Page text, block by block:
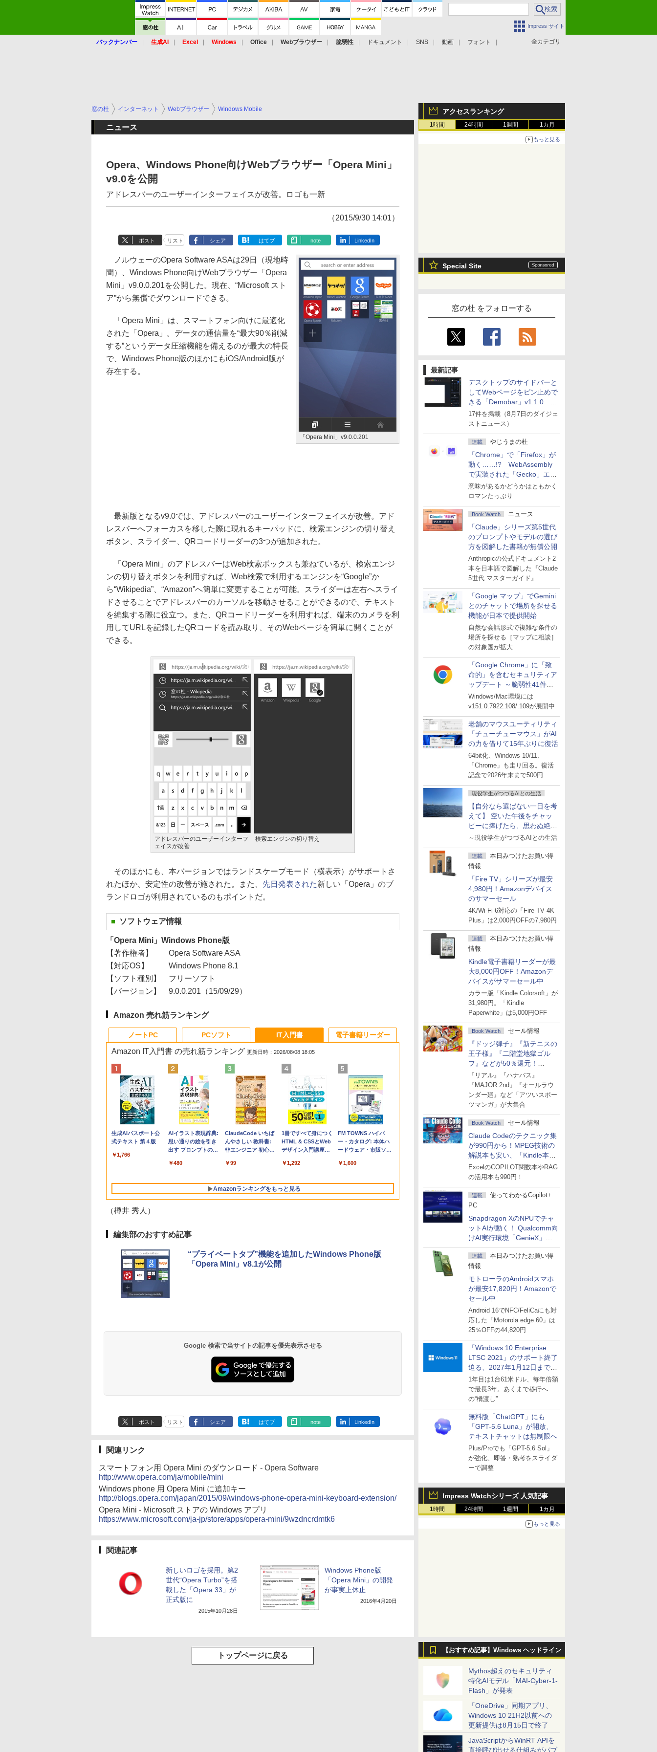
Impress サイト
全カテゴリ
バックナンバー 生成AI Excel Windows Office Webブラウザー 脆弱性 ドキュメント SNS 動画 フォント
アクセスランキング
1時間 24時間 1週間 1カ月
もっと見る
Special Site
窓の杜 をフォローする
最新記事
デスクトップのサイドバーと
してWebページをピン止めで
きる「Demobar」v1.1.0 ほ
か
17件を掲載（8月7日のダイジェ
ストニュース）
連載 やじうまの杜
「Chrome」で「Firefox」が
動く……!? WebAssembly
で実装された「Gecko」エン
ジン
意味があるかどうかはともかく
ロマンたっぷり
Book Watch ニュース
「Claude」シリーズ第5世代
のプロンプトやモデルの選び
方を図解した書籍が無償公開
Anthropicの公式ドキュメント2
本を日本語で図解した『Claude
5世代 マスターガイド』
「Google マップ」でGemini
とのチャットで場所を探せる
機能が日本で提供開始
自然な会話形式で複雑な条件の
場所を探せる［マップに相談］
の対象国が拡大
「Google Chrome」に「致
命的」を含むセキュリティア
ップデート ～脆弱性41件に
対処
Windows/Mac環境には
v151.0.7922.108/.109が展開中
老舗のマウスユーティリティ
「チューチューマウス」がAI
の力を借りて15年ぶりに復活
64bit化、Windows 10/11、
「Chrome」も走り回る。復活
記念で2026年末まで500円
現役学生がつづるAIとの生活
【自分なら選ばない一日を考
えて】 空いた午後をチャッ
ピーに捧げたら、思わぬ絶景
に出会った話
～現役学生がつづるAIとの生活
連載
本日みつけたお買い得
情報
「Fire TV」シリーズが最安
4,980円！Amazonデバイス
のサマーセール
4K/Wi-Fi 6対応の「Fire TV 4K
Plus」は2,000円OFFの7,980円
連載
本日みつけたお買い得
情報
Kindle電子書籍リーダーが最
大8,000円OFF！Amazonデ
バイスがサマーセール中
カラー版「Kindle Colorsoft」が
31,980円。「Kindle
Paperwhite」は5,000円OFF
Book Watch セール情報
『ドッジ弾子』『新テニスの
王子様』『二階堂地獄ゴル
フ』などが50％還元！
Amazonマンガ週末セール
『リアル』『ハナバス』
『MAJOR 2nd』『オールラウ
ンダー廻』など「アツいスポー
ツマンガ」が大集合
Book Watch セール情報
Claude Codeのテクニック集
が990円から！MPEG技術の
解説本も安い、「Kindle本サ
マーセール」第2弾開始！
ExcelのCOPILOT関数本やRAG
の活用本も990円！
連載
使ってわかるCopilot+
PC
Snapdragon XのNPUでチャ
ットAIが動く！ Qualcomm向
けAI実行環境「GenieX」を
試してみた
連載
本日みつけたお買い得
情報
モトローラのAndroidスマホ
が最安17,820円！Amazonで
セール中
Android 16でNFC/FeliCaにも対
応した「Motorola edge 60」は
25％OFFの44,820円
「Windows 10 Enterprise
LTSC 2021」のサポート終了
迫る、2027年1月12日まで
～ESUは9月1日から販売
1年目は1台61米ドル、毎年倍額
で最長3年。あくまで移行へ
の“橋渡し”
無料版「ChatGPT」にも
「GPT-5.6 Luna」が開放、
テキストチャットは無制限へ
Plus/Proでも「GPT-5.6 Sol」
が強化、即答・熟考をスライダ
ーで調整
Impress Watchシリーズ 人気記事
1時間 24時間 1週間 1カ月
もっと見る
【おすすめ記事】Windows ヘッドライン
Mythos超えのセキュリティ
特化AIモデル「MAI-Cyber-1-
Flash」が発表
「OneDrive」同期アプリ、
Windows 10 21H2以前への
更新提供は8月15日で終了
JavaScriptからWinRT APIを
直接呼び出せる仕組みがパブ
窓の杜 インターネット Webブラウザー Windows Mobile
ニュース
Opera、Windows Phone向けWebブラウザー「Opera Mini」
v9.0を公開
アドレスバーのユーザーインターフェイスが改善。ロゴも一新
（2015/9/30 14:01）
ポスト リスト シェア はてブ note LinkedIn
「Opera Mini」v9.0.0.201
ノルウェーのOpera Software ASAは29日（現地時
間）、Windows Phone向けWebブラウザー「Opera
Mini」v9.0.0.201を公開した。現在、“Microsoft スト
ア”から無償でダウンロードできる。
「Opera Mini」は、スマートフォン向けに最適化
された「Opera」。データの通信量を“最大90％削減
する”というデータ圧縮機能を備えるのが最大の特長
で、Windows Phone版のほかにもiOS/Android版が
存在する。
最新版となるv9.0では、アドレスバーのユーザーインターフェイスが改善。アド
レスバーへフォーカスを移した際に現れるキーパッドに、検索エンジンの切り替え
ボタン、スライダー、QRコードリーダーの3つが追加された。
「Opera Mini」のアドレスバーはWeb検索ボックスも兼ねているが、検索エンジ
ンの切り替えボタンを利用すれば、Web検索で利用するエンジンを“Google”か
ら“Wikipedia”、“Amazon”へ簡単に変更することが可能。スライダーは左右へスライ
ドさせることでアドレスバーのカーソルを移動させることができるので、テキスト
を編集する際に役立つ。また、QRコードリーダーを利用すれば、端末のカメラを利
用してURLを記録したQRコードを読み取り、そのWebページを簡単に開くことが
できる。
アドレスバーのユーザーインターフ
ェイスが改善
検索エンジンの切り替え
そのほかにも、本バージョンではランドスケープモード（横表示）がサポートさ
れたほか、安定性の改善が施された。また、 先日発表された新しい「Opera」のブ
ランドロゴが利用されているのもポイントだ。
ソフトウェア情報
「Opera Mini」Windows Phone版
【著作権者】
Opera Software ASA
【対応OS】
Windows Phone 8.1
【ソフト種別】
フリーソフト
【バージョン】
9.0.0.201（15/09/29）
Amazon 売れ筋ランキング
ノートPC
Apple 2026
MacBook Neo A18
ンチノートブック：
設計、Liquid Retina
ユニファイドメモ
リ、512GB SSDスト
レージ、1080p
ラ、Touch ID - シル
tomtoc 360°保護
15.6 16インチ パソコ
ンケース Dell NEC
dynabook Lenovo
￥2,952
Apple 2026
MacBook Air M5チ
ップ搭載13インチノ
Apple Intelligence、
Retinaディスプレ
イ、16GBユニファイ
ドメモリ、1TB SSD
￥278,800
【Amazon.co.jp限
定】 HP ノートパソ
コン 15-fd 15.6イン
512GB SSD インテ
￥129,800
FMV ノートパソコン
WE1-K3 (MS 365
Personal/Copilotキー
型/Core i5/16GB/SSD
FMVWK3E15W_AZ
￥139,880
PCソフト
Robloxギフトカード
- 800 Robux 【限定
を含む】 【オンライ
インコード版
Robloxギフトカード
- 1000 Robux 【限定
バーチャルアイテム
ンゲームコード】 ロ
ンコード版
￥1,600
Microsoft Office
Home & Business
2024(最新 永続版)|オ
版|Windows11、
￥39,582
Robloxギフトカード
- 2,000 Robux 【限
定バーチャルアイテ
インゲームコード】
ラインコード版
￥3,200
Windows版 |
Minecraft (マインクラ
フト): Java & Bedrock
ード版
￥3,600
IT入門書
Amazon IT入門書 の売れ筋ランキング 更新日時：2026/08/08 18:05
生成AIパスポート公
式テキスト 第４版
￥1,766
AIイラスト表現辞典:
思い通りの絵を引き
出す プロンプトの言
ズ (はぴーイラスト
￥480
ClaudeCode いちば
んやさしい 教科書:
非エンジニア 初心者
マニュアル AI副業に
もKindle出版にも！
非エンジニアのため
のAIコーディング入
￥99
1冊ですべて身につく
HTML & CSSとWeb
デザイン入門講座
￥1,292
FM TOWNS ハイパ
ー・カタログ: 本体ハ
ードウェア・市販ソフ
トリストと最新エミュ
￥1,600
Amazonランキングをもっと見る
電子書籍リーダー
Amazon Kindle
Paperwhite (16GB)
テリー、広告なし、
に優しい、かさばら
チディスプレイ電子
チャ、16GB、広告な
調節ライト、12週間
告なし、メタリック
ブラック
ト、最大8週間持続バ
し、ブラック (2025
年発売)
明るさ自動調整、色調
（樽井 秀人）
編集部のおすすめ記事
“プライベートタブ”機能を追加したWindows Phone版
「Opera Mini」v8.1が公開
Google 検索で当サイトの記事を優先表示させる
ポスト リスト シェア はてブ note LinkedIn
関連リンク
スマートフォン用 Opera Mini のダウンロード - Opera Software
http://www.opera.com/ja/mobile/mini
Windows phone 用 Opera Mini に追加キー
http://blogs.opera.com/japan/2015/09/windows-phone-opera-mini-keyboard-extension/
Opera Mini - Microsoft ストアの Windows アプリ
https://www.microsoft.com/ja-jp/store/apps/opera-mini/9wzdncrdmtk6
関連記事
新しいロゴを採用。第2
世代“Opera Turbo”を搭
載した「Opera 33」が
正式版に
2015年10月28日
Windows Phone版
「Opera Mini」の開発
が事実上休止
2016年4月20日
トップページに戻る